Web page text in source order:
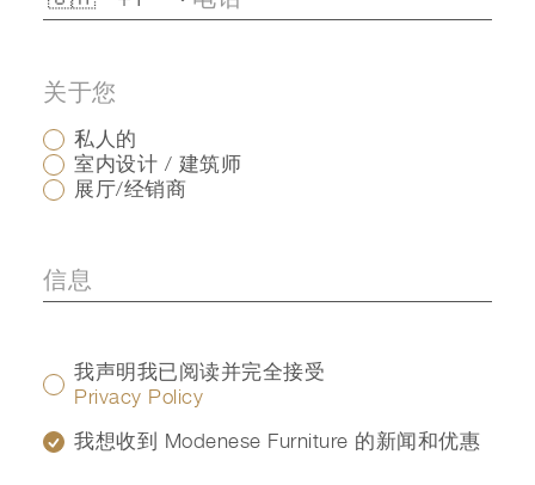
关于您
私人的
室内设计 / 建筑师
展厅/经销商
我声明我已阅读并完全接受
Privacy Policy
我想收到 Modenese Furniture 的新闻和优惠